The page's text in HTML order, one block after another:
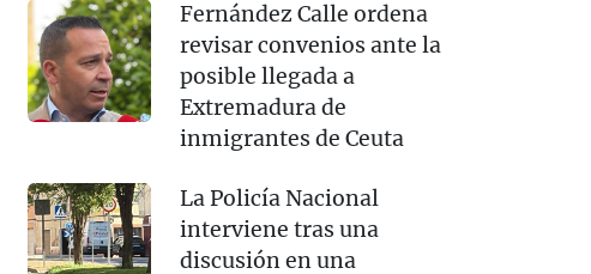
Fernández Calle ordena
revisar convenios ante la
posible llegada a
Extremadura de
inmigrantes de Ceuta
La Policía Nacional
interviene tras una
discusión en una